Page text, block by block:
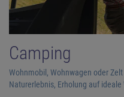
Camping
Wohnmobil, Wohnwagen oder
Naturerlebnis, Erholung auf